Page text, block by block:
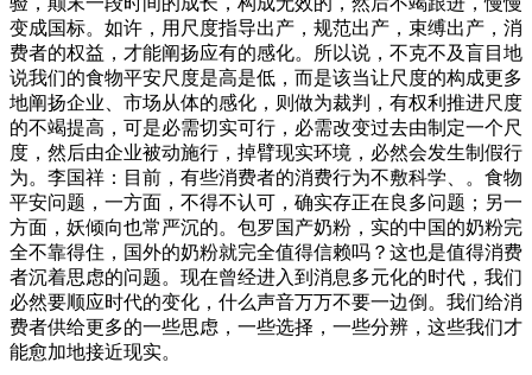
变成国标。如许，用尺度指导出产，规范出产，束缚出产，消
费者的权益，才能阐扬应有的感化。所以说，不克不及盲目地
说我们的食物平安尺度是高是低，而是该当让尺度的构成更多
地阐扬企业、市场从体的感化，则做为裁判，有权利推进尺度
的不竭提高，可是必需切实可行，必需改变过去由制定一个尺
度，然后由企业被动施行，掉臂现实环境，必然会发生制假行
为。李国祥：目前，有些消费者的消费行为不敷科学、。食物
平安问题，一方面，不得不认可，确实存正在良多问题；另一
方面，妖倾向也常严沉的。包罗国产奶粉，实的中国的奶粉完
全不靠得住，国外的奶粉就完全值得信赖吗？这也是值得消费
者沉着思虑的问题。现在曾经进入到消息多元化的时代，我们
必然要顺应时代的变化，什么声音万万不要一边倒。我们给消
费者供给更多的一些思虑，一些选择，一些分辨，这些我们才
能愈加地接近现实。